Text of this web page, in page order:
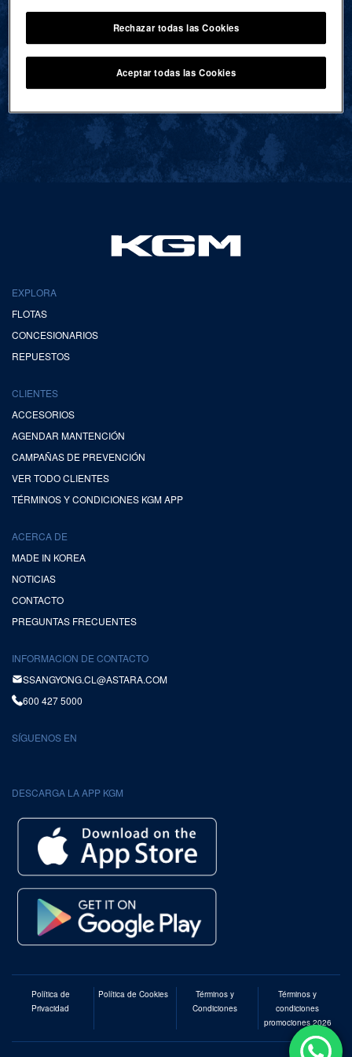
VOLVER AL INICIO
EXPLORA
FLOTAS
CONCESIONARIOS
REPUESTOS
CLIENTES
ACCESORIOS
AGENDAR MANTENCIÓN
CAMPAÑAS DE PREVENCIÓN
VER TODO CLIENTES
TÉRMINOS Y CONDICIONES KGM APP
ACERCA DE
MADE IN KOREA
NOTICIAS
CONTACTO
PREGUNTAS FRECUENTES
INFORMACION DE CONTACTO
SSANGYONG.CL@ASTARA.COM
600 427 5000
SÍGUENOS EN
DESCARGA LA APP KGM
Política de
Privacidad
Política de Cookies
Términos y
Condiciones
Términos y
condiciones
promociones 2026
Rechazar todas las Cookies
Aceptar todas las Cookies